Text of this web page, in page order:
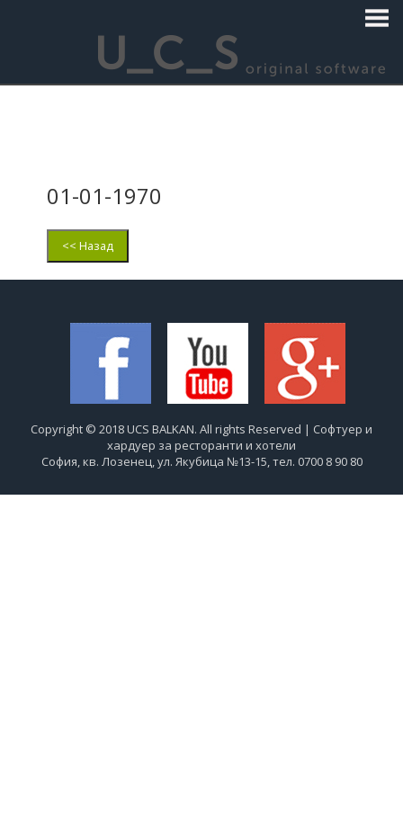
01-01-1970
<< Назад
Copyright © 2018 UCS BALKAN. All rights Reserved | Софтуер и
хардуер за ресторанти и хотели
София, кв. Лозенец, ул. Якубица №13-15, тел. 0700 8 90 80